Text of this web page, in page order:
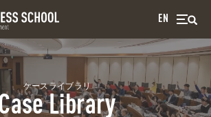
EN
ケースライブラリ
Library